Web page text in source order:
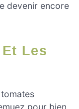
devenir encore